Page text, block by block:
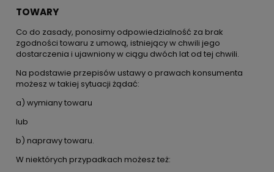
TOWARY
Co do zasady, ponosimy odpowiedzialność za brak
zgodności towaru z umową, istniejący w chwili jego
dostarczenia i ujawniony w ciągu dwóch lat od tej chwili.
Na podstawie przepisów ustawy o prawach konsumenta
możesz w takiej sytuacji żądać:
a) wymiany towaru
lub
b) naprawy towaru.
W niektórych przypadkach możesz też: